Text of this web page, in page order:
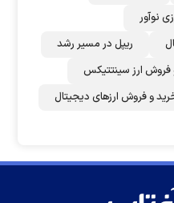
نوآور
ریپل در مسیر رشد
فروش ارز سینتتیکس
و فروش ارزهای دیجیتال